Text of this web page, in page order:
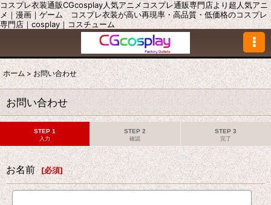
コスプレ衣装通販CGcosplay人気アニメコスプレ通販専門店より超人気アニ
メ｜漫画｜ゲーム コスプレ衣装が高い再現率・高品質・低価格のコスプレ
専門店｜cosplay｜コスチューム
ホーム > お問い合わせ
お問い合わせ
STEP 1
入力
STEP 2
確認
STEP 3
完了
お名前 [必須]